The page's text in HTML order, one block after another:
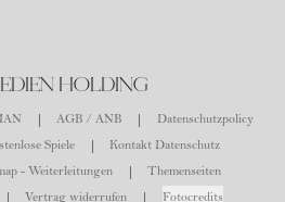
HOLDING
AGB / ANB
Datenschutzpolicy
Spiele
Kontakt Datenschutz
- Weiterleitungen
Themenseiten
Vertrag widerrufen Fotocredits